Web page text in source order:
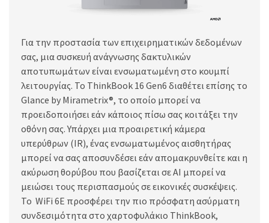
Για την προστασία των επιχειρηματικών δεδομένων
σας, μια συσκευή ανάγνωσης δακτυλικών
αποτυπωμάτων είναι ενσωματωμένη στο κουμπί
λειτουργίας. Το ThinkBook 16 Gen6 διαθέτει επίσης το
Glance by Mirametrix®, το οποίο μπορεί να
προειδοποιήσει εάν κάποιος πίσω σας κοιτάξει την
οθόνη σας. Υπάρχει μια προαιρετική κάμερα
υπερύθρων (IR), ένας ενσωματωμένος αισθητήρας
μπορεί να σας αποσυνδέσει εάν απομακρυνθείτε και η
ακύρωση θορύβου που βασίζεται σε AI μπορεί να
μειώσει τους περισπασμούς σε εικονικές συσκέψεις.
Το WiFi 6E προσφέρει την πιο πρόσφατη ασύρματη
συνδεσιμότητα στο χαρτοφυλάκιο ThinkBook,